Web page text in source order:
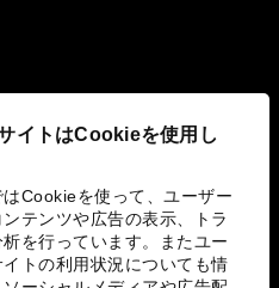
イトはCookieを使用し
はCookieを使って、ユーザー
テンツや広告の表示、トラ
を行っています。またユー
トの利用状況についても情
み